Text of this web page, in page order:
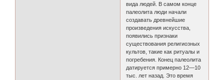
вида людей. В самом конце
палеолита люди начали
создавать древнейшие
произведения искусства,
появились признаки
существования религиозных
культов, такие как ритуалы и
погребения. Конец палеолита
датируется примерно 12—10
тыс. лет назад. Это время